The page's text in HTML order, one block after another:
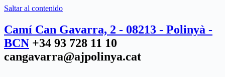
Saltar al contenido
Camí Can Gavarra, 2 - 08213 - Polinyà -
BCN +34 93 728 11 10
cangavarra@ajpolinya.cat